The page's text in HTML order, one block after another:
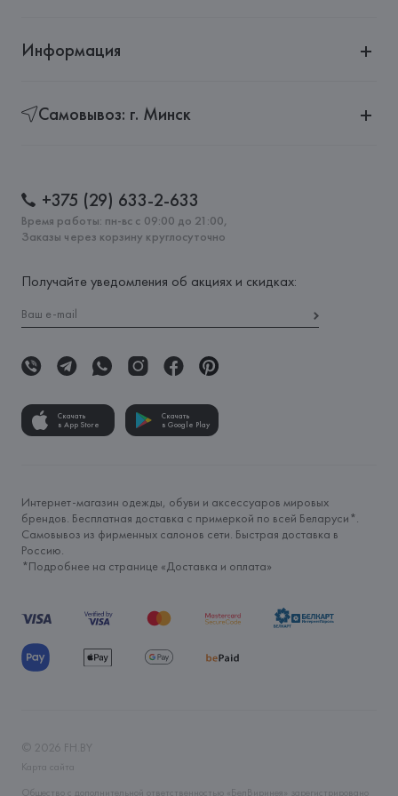
Информация
Самовывоз: г. Минск
+375 (29) 633-2-633
Время работы: пн-вс с 09:00 до 21:00,
Заказы через корзину круглосуточно
Получайте уведомления об акциях и скидках:
Скачать
в App Store
Скачать
в Google Play
Интернет-магазин одежды, обуви и аксессуаров мировых
брендов. Бесплатная доставка с примеркой по всей Беларуси*.
Самовывоз из фирменных салонов сети. Быстрая доставка в
Россию.
*Подробнее на странице «Доставка и оплата»
© 2026 FH.BY
Карта сайта
Общество с дополнительной ответственностью «БелВиринея» зарегистрировано